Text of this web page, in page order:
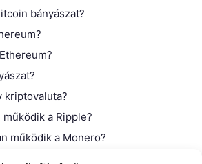
bányászat?
kriptovaluta?
a Ripple?
működik a Monero?